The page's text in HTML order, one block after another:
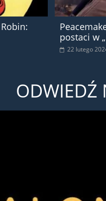
postaci w
22 lutego
ODWIEDŹ